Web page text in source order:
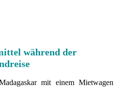
während der
mit einem Mietwagen